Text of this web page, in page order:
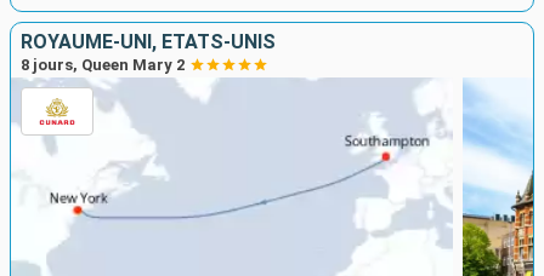
ROYAUME-UNI, ÉTATS-UNIS
8 jours, Queen Mary 2